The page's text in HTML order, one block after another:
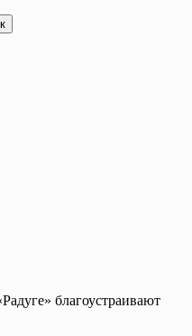
благоустраивают